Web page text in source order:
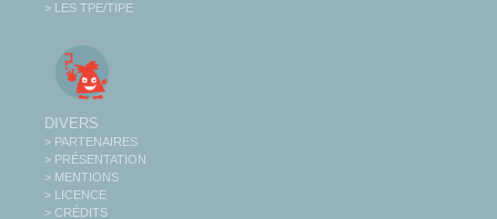
> LES TPE/TIPE
DIVERS
> PARTENAIRES
> PRÉSENTATION
> MENTIONS
> LICENCE
> CRÉDITS